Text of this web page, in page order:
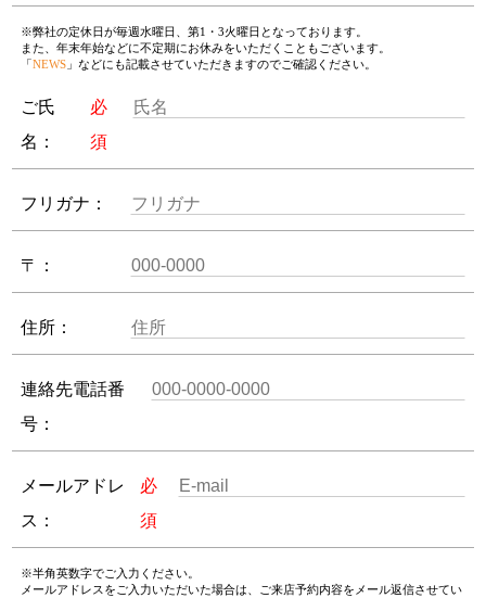
※弊社の定休日が毎週水曜日、第1・3火曜日となっております。
また、年末年始などに不定期にお休みをいただくこともございます。
「NEWS 」などにも記載させていただきますのでご確認ください。
ご氏
名：
必
須
フリガナ：
〒：
住所：
連絡先電話番
号：
メールアドレ
ス：
必
須
※半角英数字でご入力ください。
メールアドレスをご入力いただいた場合は、ご来店予約内容をメール返信させてい